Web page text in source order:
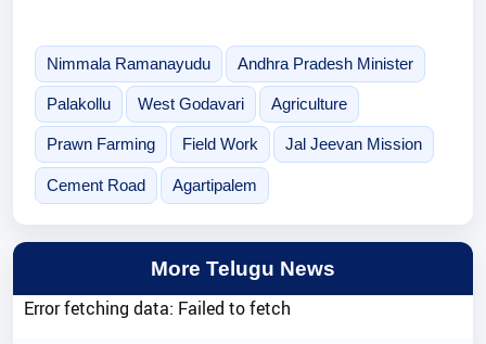
Nimmala Ramanayudu Andhra Pradesh Minister
Palakollu West Godavari Agriculture
Prawn Farming Field Work Jal Jeevan Mission
Cement Road Agartipalem
More Telugu News
Error fetching data: Failed to fetch